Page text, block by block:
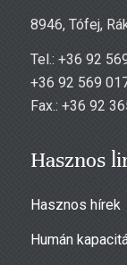
8946, Tófej,
Tel.: +36 92
+36 92 569
Fax.: +36 92
Hasznos
Hasznos hírek
Humán